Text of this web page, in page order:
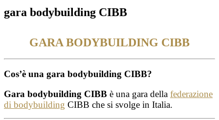
gara bodybuilding CIBB
GARA BODYBUILDING CIBB
Cos’è una gara bodybuilding CIBB?
Gara bodybuilding CIBB è una gara della federazione
di bodybuilding CIBB che si svolge in Italia.